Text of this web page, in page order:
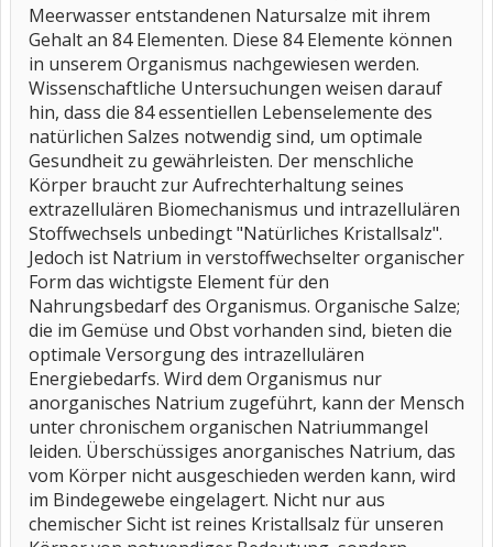
Meerwasser entstandenen Natursalze mit ihrem
Gehalt an 84 Elementen. Diese 84 Elemente können
in unserem Organismus nachgewiesen werden.
Wissenschaftliche Untersuchungen weisen darauf
hin, dass die 84 essentiellen Lebenselemente des
natürlichen Salzes notwendig sind, um optimale
Gesundheit zu gewährleisten. Der menschliche
Körper braucht zur Aufrechterhaltung seines
extrazellulären Biomechanismus und intrazellulären
Stoffwechsels unbedingt "Natürliches Kristallsalz".
Jedoch ist Natrium in verstoffwechselter organischer
Form das wichtigste Element für den
Nahrungsbedarf des Organismus. Organische Salze;
die im Gemüse und Obst vorhanden sind, bieten die
optimale Versorgung des intrazellulären
Energiebedarfs. Wird dem Organismus nur
anorganisches Natrium zugeführt, kann der Mensch
unter chronischem organischen Natriummangel
leiden. Überschüssiges anorganisches Natrium, das
vom Körper nicht ausgeschieden werden kann, wird
im Bindegewebe eingelagert. Nicht nur aus
chemischer Sicht ist reines Kristallsalz für unseren